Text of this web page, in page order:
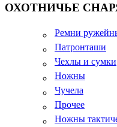
ОХОТНИЧЬЕ
Ремни
Патронташи
Чехлы и сумки
Ножны
Чучела
Прочее
Ножны